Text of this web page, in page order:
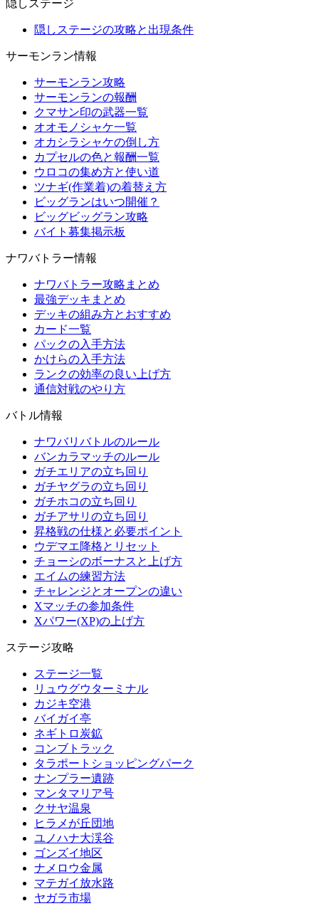
隠しステージ
隠しステージの攻略と出現条件
サーモンラン情報
サーモンラン攻略
サーモンランの報酬
クマサン印の武器一覧
オオモノシャケ一覧
オカシラシャケの倒し方
カプセルの色と報酬一覧
ウロコの集め方と使い道
ツナギ(作業着)の着替え方
ビッグランはいつ開催？
ビッグビッグラン攻略
バイト募集掲示板
ナワバトラー情報
ナワバトラー攻略まとめ
最強デッキまとめ
デッキの組み方とおすすめ
カード一覧
パックの入手方法
かけらの入手方法
ランクの効率の良い上げ方
通信対戦のやり方
バトル情報
ナワバリバトルのルール
バンカラマッチのルール
ガチエリアの立ち回り
ガチヤグラの立ち回り
ガチホコの立ち回り
ガチアサリの立ち回り
昇格戦の仕様と必要ポイント
ウデマエ降格とリセット
チョーシのボーナスと上げ方
エイムの練習方法
チャレンジとオープンの違い
Xマッチの参加条件
Xパワー(XP)の上げ方
ステージ攻略
ステージ一覧
リュウグウターミナル
カジキ空港
バイガイ亭
ネギトロ炭鉱
コンブトラック
タラポートショッピングパーク
ナンプラー遺跡
マンタマリア号
クサヤ温泉
ヒラメが丘団地
ユノハナ大渓谷
ゴンズイ地区
ナメロウ金属
マテガイ放水路
ヤガラ市場